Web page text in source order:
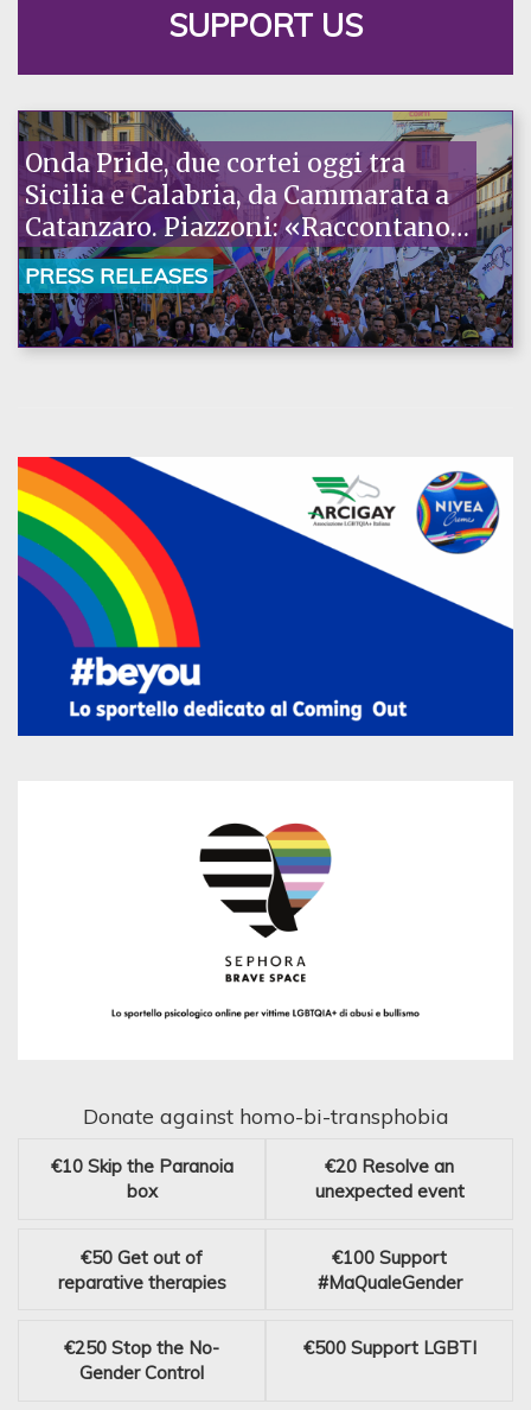
SUPPORT US
Onda Pride, due cortei oggi tra
Sicilia e Calabria, da Cammarata a
Catanzaro. Piazzoni: «Raccontano
la nostra ostinazione»
PRESS RELEASES
Donate against homo-bi-transphobia
€10 Skip the Paranoia
box
€20 Resolve an
unexpected event
€50 Get out of
reparative therapies
€100 Support
#MaQualeGender
€250 Stop the No-
Gender Control
€500 Support LGBTI